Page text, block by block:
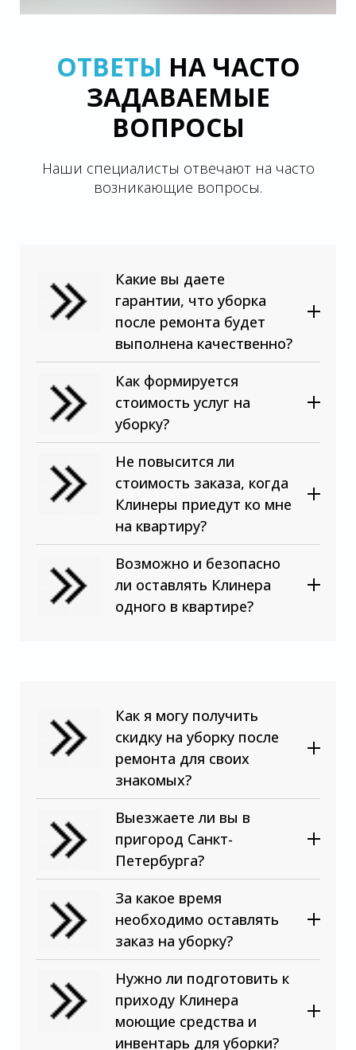
ОТВЕТЫ НА ЧАСТО
ЗАДАВАЕМЫЕ
ВОПРОСЫ
Наши специалисты отвечают на часто
возникающие вопросы.
Какие вы даете
гарантии, что уборка
после ремонта будет
выполнена качественно?
Как формируется
стоимость услуг на
уборку?
Не повысится ли
стоимость заказа, когда
Клинеры приедут ко мне
на квартиру?
Возможно и безопасно
ли оставлять Клинера
одного в квартире?
Как я могу получить
скидку на уборку после
ремонта для своих
знакомых?
Выезжаете ли вы в
пригород Санкт-
Петербурга?
За какое время
необходимо оставлять
заказ на уборку?
Нужно ли подготовить к
приходу Клинера
моющие средства и
инвентарь для уборки?